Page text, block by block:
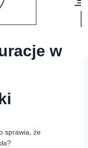
w
sprawia, że